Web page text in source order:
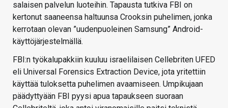
salaisen palvelun luoteihin. Tapausta tutkiva FBI on
kertonut saaneensa haltuunsa Crooksin puhelimen, jonka
kerrotaan olevan ”uudenpuoleinen Samsung” Android-
käyttöjärjestelmällä.
FBI:n työkalupakkiin kuuluu israelilaisen Cellebriten UFED
eli Universal Forensics Extraction Device, jota yritettiin
käyttää tuloksetta puhelimen avaamiseen. Umpikujaan
päädyttyään FBI pyysi apua tapaukseen suoraan